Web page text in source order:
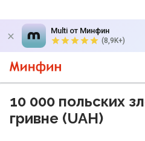
Multi от Минфин
(8,9K+)
10 000 польских
гривне (UAH)